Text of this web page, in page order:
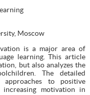
Moscow
is a major area of
learning. This article
but also analyzes the
The detailed
to positive
increasing motivation in